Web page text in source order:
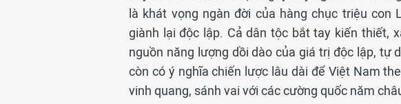
là khát vọng ngàn đời của hàng chục triệu
giành lại độc lập. Cả dân tộc bắt tay kiến thiết,
nguồn năng lượng dồi dào của giá trị độc lập, tự
còn có ý nghĩa chiến lược lâu dài để Việt Nam
vinh quang, sánh vai với các cường quốc năm